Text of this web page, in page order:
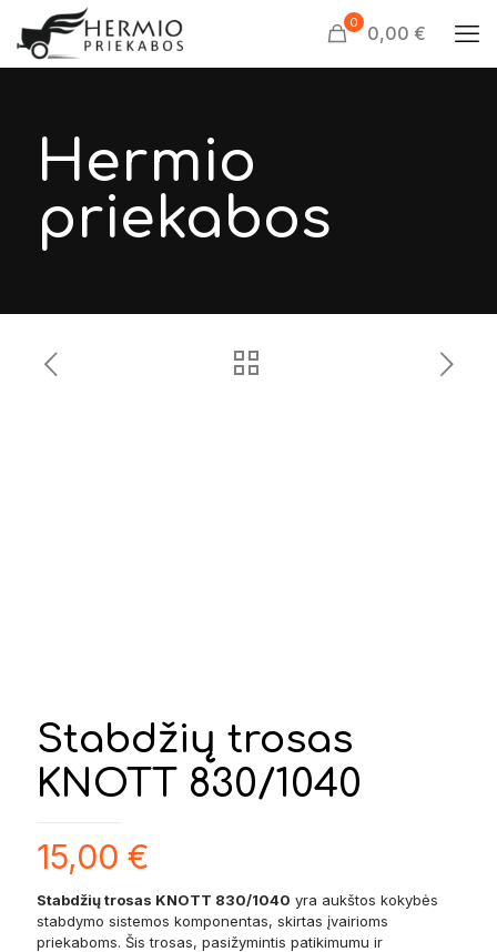
0 0,00 €
Hermio
priekabos
Stabdžių trosas
KNOTT 830/1040
15,00 €
Stabdžių trosas KNOTT 830/1040 yra aukštos kokybės
stabdymo sistemos komponentas, skirtas įvairioms
priekaboms. Šis trosas, pasižymintis patikimumu ir